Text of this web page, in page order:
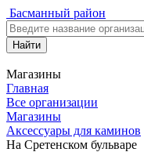
Басманный район
Найти
Магазины
Главная
Все организации
Магазины
Аксессуары для каминов
На Сретенском бульваре